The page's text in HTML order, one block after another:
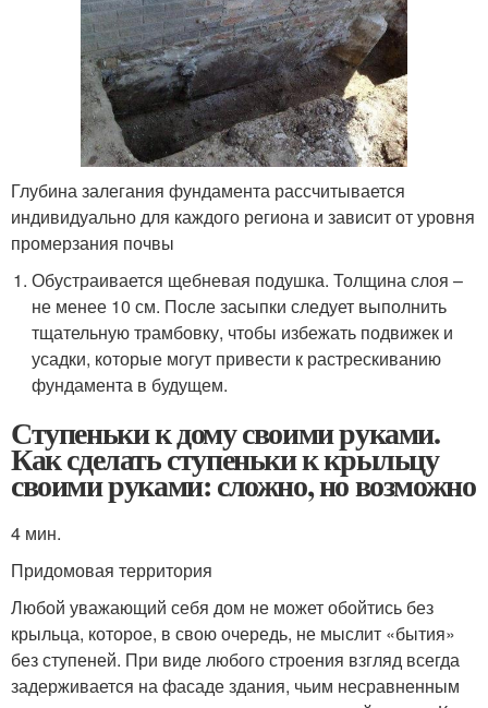
Глубина залегания фундамента рассчитывается
индивидуально для каждого региона и зависит от уровня
промерзания почвы
Обустраивается щебневая подушка. Толщина слоя –
не менее 10 см. После засыпки следует выполнить
тщательную трамбовку, чтобы избежать подвижек и
усадки, которые могут привести к растрескиванию
фундамента в будущем.
Ступеньки к дому своими руками.
Как сделать ступеньки к крыльцу
своими руками: сложно, но возможно
4 мин.
Придомовая территория
Любой уважающий себя дом не может обойтись без
крыльца, которое, в свою очередь, не мыслит «бытия»
без ступеней. При виде любого строения взгляд всегда
задерживается на фасаде здания, чьим несравненным